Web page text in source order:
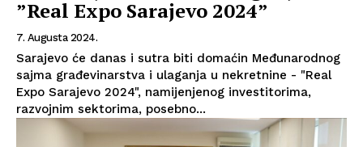
”Real Expo Sarajevo 2024”
7. Augusta 2024.
Sarajevo će danas i sutra biti domaćin Međunarodnog
sajma građevinarstva i ulaganja u nekretnine - "Real
Expo Sarajevo 2024", namijenjenog investitorima,
razvojnim sektorima, posebno...